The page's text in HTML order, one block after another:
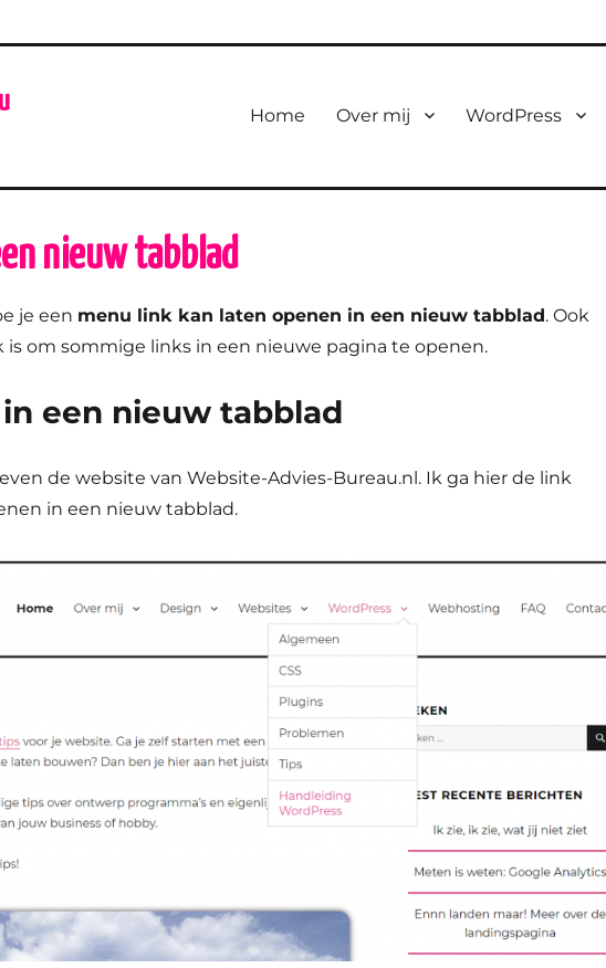
Home Over mij WordPress
nieuw tabblad
je een menu link kan laten openen in een nieuw tabblad. Ook
om sommige links in een nieuwe pagina te openen.
een nieuw tabblad
de website van Website-Advies-Bureau.nl. Ik ga hier de link
in een nieuw tabblad.